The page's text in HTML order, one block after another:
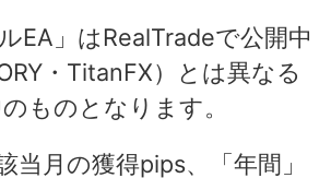
EA」はRealTradeで公開中
・TitanFX）とは異なる
ものとなります。
当月の獲得pips、「年間」